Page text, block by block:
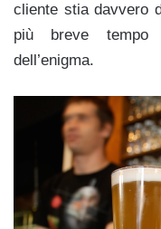
cliente stia davvero
più breve tempo
dell’enigma.